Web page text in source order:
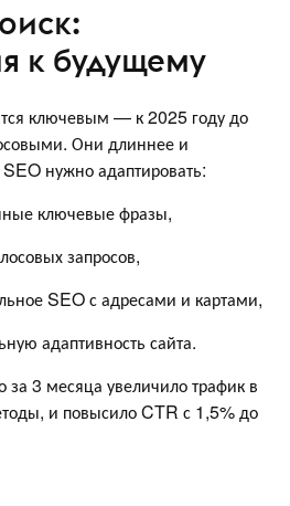
к будущему
ключевым — к 2025 году до
Они длиннее и
нужно адаптировать:
ключевые фразы,
запросов,
SEO с адресами и картами,
адаптивность сайта.
за 3 месяца увеличило трафик в
и повысило CTR с 1,5% до